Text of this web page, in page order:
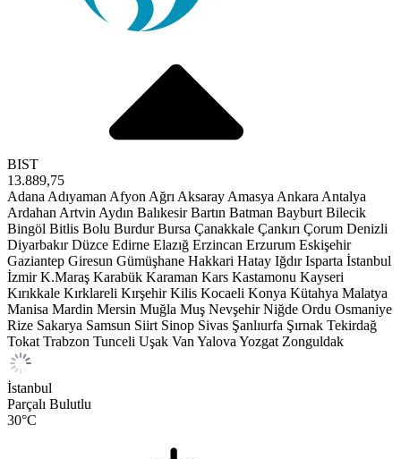
BIST
13.889,75
Adana Adıyaman Afyon Ağrı Aksaray Amasya Ankara Antalya
Ardahan Artvin Aydın Balıkesir Bartın Batman Bayburt Bilecik
Bingöl Bitlis Bolu Burdur Bursa Çanakkale Çankırı Çorum Denizli
Diyarbakır Düzce Edirne Elazığ Erzincan Erzurum Eskişehir
Gaziantep Giresun Gümüşhane Hakkari Hatay Iğdır Isparta İstanbul
İzmir K.Maraş Karabük Karaman Kars Kastamonu Kayseri
Kırıkkale Kırklareli Kırşehir Kilis Kocaeli Konya Kütahya Malatya
Manisa Mardin Mersin Muğla Muş Nevşehir Niğde Ordu Osmaniye
Rize Sakarya Samsun Siirt Sinop Sivas Şanlıurfa Şırnak Tekirdağ
Tokat Trabzon Tunceli Uşak Van Yalova Yozgat Zonguldak
İstanbul
Parçalı Bulutlu
30°C